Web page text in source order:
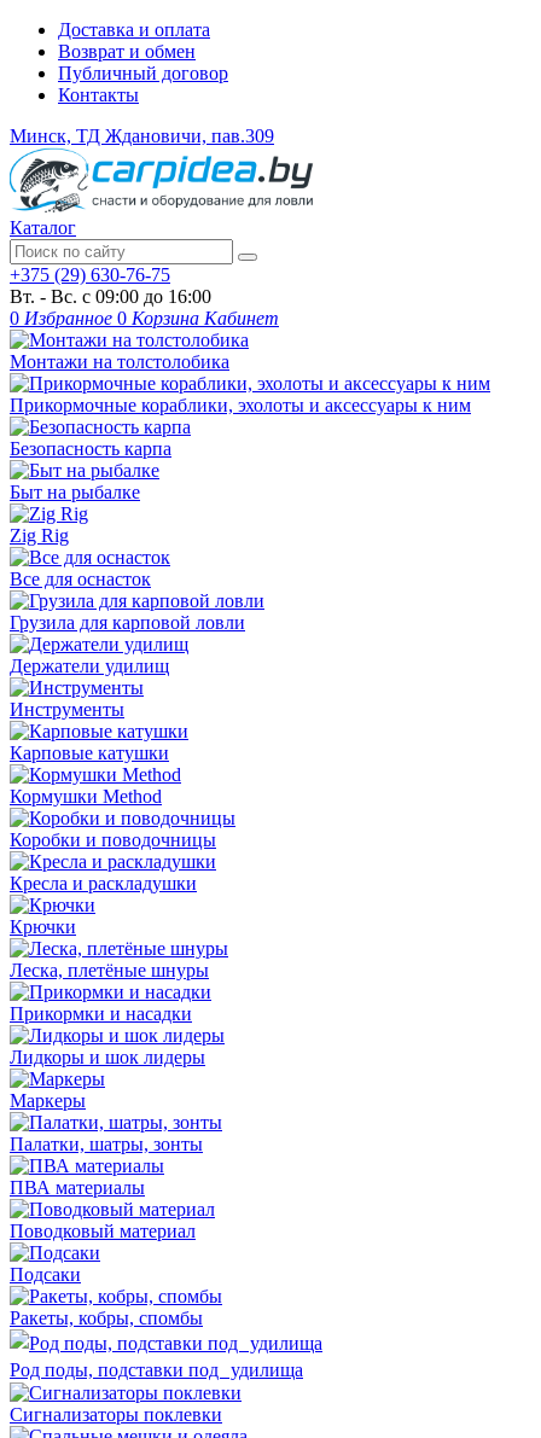
Доставка и оплата
Возврат и обмен
Публичный договор
Контакты
Минск, ТД Ждановичи, пав.309
Каталог
+375 (29) 630-76-75
Вт. - Вс. с 09:00 до 16:00
0 Избранное 0 Корзина Кабинет
Монтажи на толстолобика
Прикормочные кораблики, эхолоты и аксессуары к ним
Безопасность карпа
Быт на рыбалке
Zig Rig
Все для оснасток
Грузила для карповой ловли
Держатели удилищ
Инструменты
Карповые катушки
Кормушки Method
Коробки и поводочницы
Кресла и раскладушки
Крючки
Леска, плетёные шнуры
Прикормки и насадки
Лидкоры и шок лидеры
Маркеры
Палатки, шатры, зонты
ПВА материалы
Поводковый материал
Подсаки
Ракеты, кобры, спомбы
Род поды, подставки под удилища
Сигнализаторы поклевки